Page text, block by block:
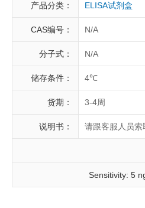
LGC
Abbexa
产品分类： ELISA试剂盒
CAS编号： N/A
分子式： N/A
储存条件： 4℃
货期： 3-4周
说明书： 请跟客服人员索
Sensitivity: 5